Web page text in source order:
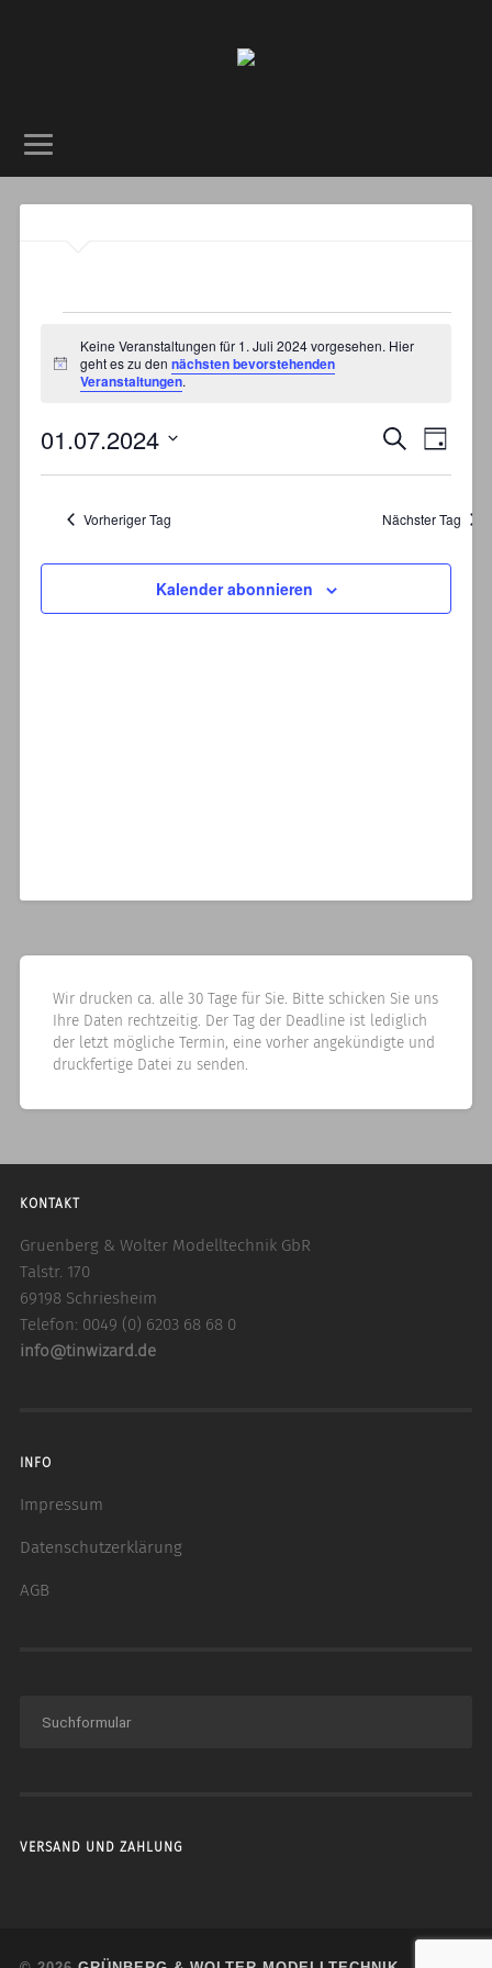
Hinweis
Keine Veranstaltungen für 1. Juli 2024 vorgesehen. Hier
geht es zu den nächsten bevorstehenden
Veranstaltungen.
Suche
und
Navigation
Suche
Tag
01.07.2024
wählen.
Vorheriger Tag Nächster Tag
Kalender abonnieren
Wir drucken ca. alle 30 Tage für Sie. Bitte schicken Sie uns
Ihre Daten rechtzeitig. Der Tag der Deadline ist lediglich
der letzt mögliche Termin, eine vorher angekündigte und
druckfertige Datei zu senden.
KONTAKT
Gruenberg & Wolter Modelltechnik GbR
Talstr. 170
69198 Schriesheim
Telefon: 0049 (0) 6203 68 68 0
info@tinwizard.de
INFO
Impressum
Datenschutzerklärung
AGB
VERSAND UND ZAHLUNG